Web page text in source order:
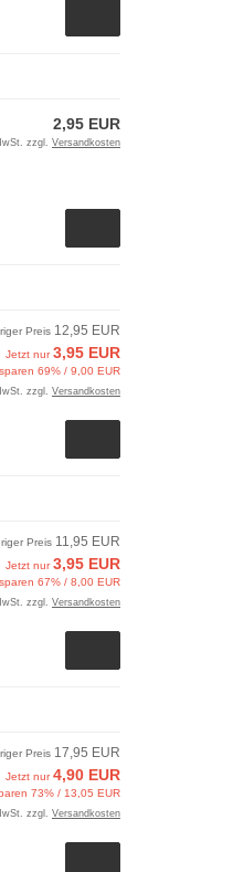
2,95 EUR
zzgl. Versandkosten
Preis 12,95 EUR
Jetzt nur3,95 EUR
69% / 9,00 EUR
zzgl. Versandkosten
Preis 11,95 EUR
Jetzt nur3,95 EUR
67% / 8,00 EUR
zzgl. Versandkosten
Preis 17,95 EUR
Jetzt nur4,90 EUR
73% / 13,05 EUR
zzgl. Versandkosten